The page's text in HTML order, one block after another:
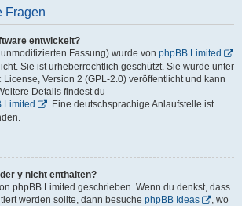
Fragen
entwickelt?
Fassung) wurde von phpBB Limited
Sie ist urheberrechtlich geschützt. Sie wurde unter
Version 2 (GPL-2.0) veröffentlicht und kann
Details findest du
Limited
. Eine deutschsprachige Anlaufstelle ist
y nicht enthalten?
phpBB Limited geschrieben. Wenn du denkst, dass
werden sollte, dann besuche phpBB Ideas
, wo